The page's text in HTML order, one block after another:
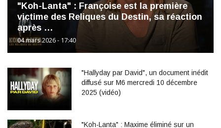
"Koh-Lanta" : Françoise est la première
victime des Reliques du Destin, sa réaction
après …
04 mars 2026 - 17:40
"Hallyday par David", un document inédit
diffusé sur M6 mercredi 10 décembre
2025 (vidéo)
"Koh-Lanta" : Maxime éliminé sur un